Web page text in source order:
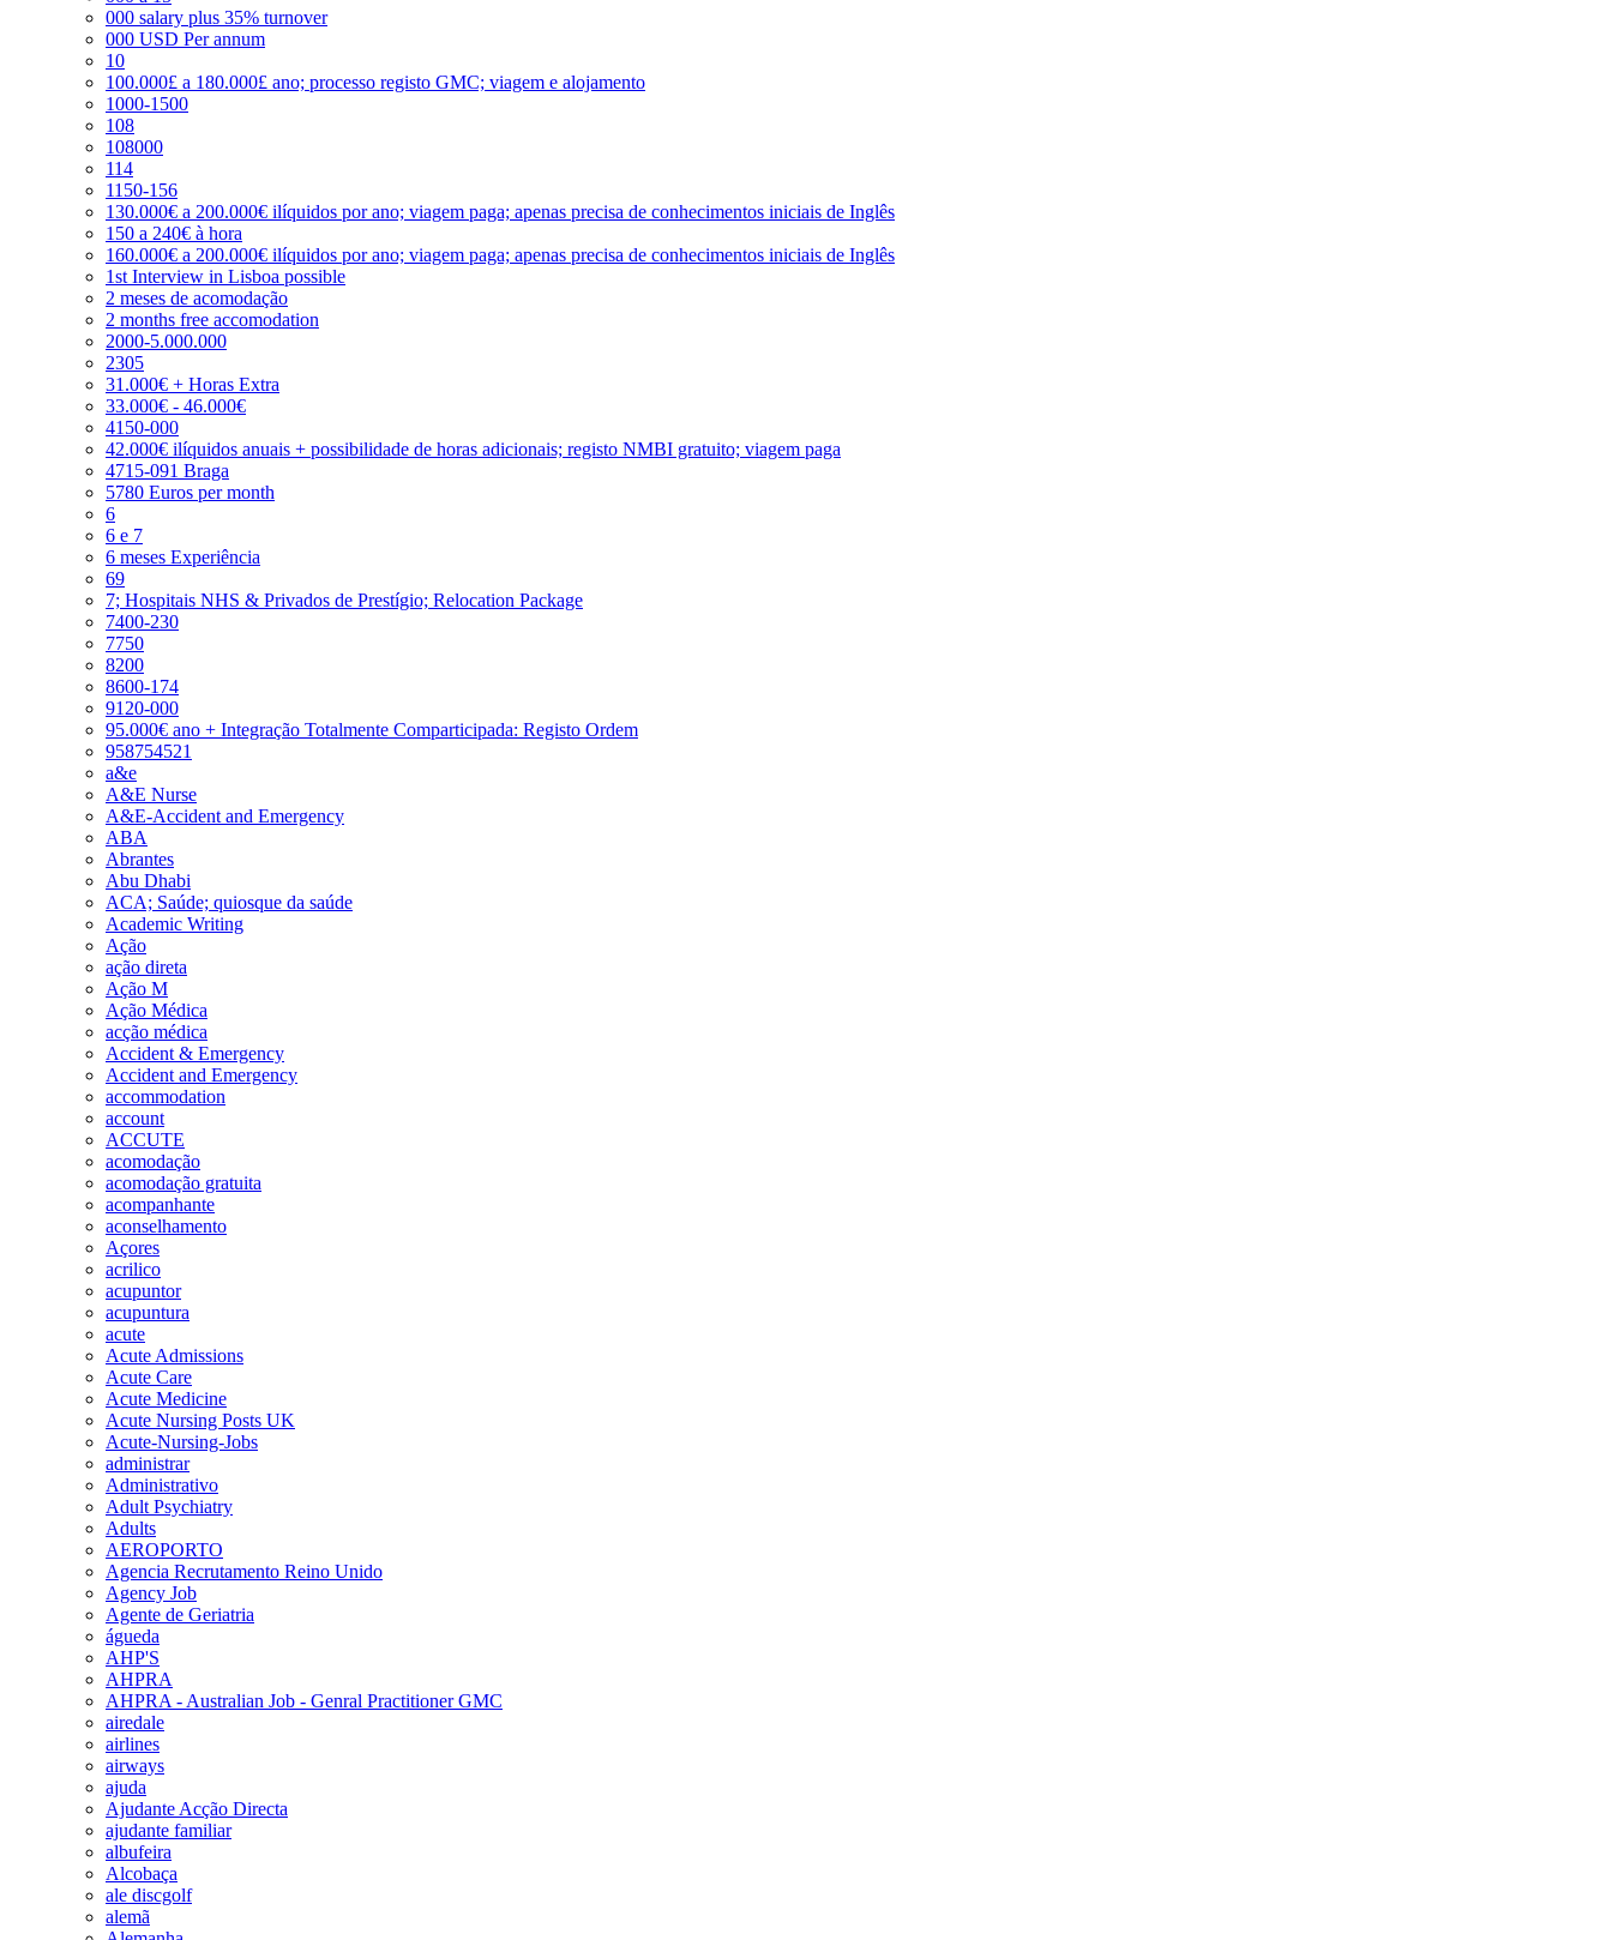
000 salary plus 35% turnover
000 USD Per annum
10
100.000£ a 180.000£ ano; processo registo GMC; viagem e alojamento
1000-1500
108
108000
114
1150-156
130.000€ a 200.000€ ilíquidos por ano; viagem paga; apenas precisa de conhecimentos iniciais de Inglês
150 a 240€ à hora
160.000€ a 200.000€ ilíquidos por ano; viagem paga; apenas precisa de conhecimentos iniciais de Inglês
1st Interview in Lisboa possible
2 meses de acomodação
2 months free accomodation
2000-5.000.000
2305
31.000€ + Horas Extra
33.000€ - 46.000€
4150-000
42.000€ ilíquidos anuais + possibilidade de horas adicionais; registo NMBI gratuito; viagem paga
4715-091 Braga
5780 Euros per month
6
6 e 7
6 meses Experiência
69
7; Hospitais NHS & Privados de Prestígio; Relocation Package
7400-230
7750
8200
8600-174
9120-000
95.000€ ano + Integração Totalmente Comparticipada: Registo Ordem
958754521
a&e
A&E Nurse
A&E-Accident and Emergency
ABA
Abrantes
Abu Dhabi
ACA; Saúde; quiosque da saúde
Academic Writing
Ação
ação direta
Ação M
Ação Médica
acção médica
Accident & Emergency
Accident and Emergency
accommodation
account
ACCUTE
acomodação
acomodação gratuita
acompanhante
aconselhamento
Açores
acrilico
acupuntor
acupuntura
acute
Acute Admissions
Acute Care
Acute Medicine
Acute Nursing Posts UK
Acute-Nursing-Jobs
administrar
Administrativo
Adult Psychiatry
Adults
AEROPORTO
Agencia Recrutamento Reino Unido
Agency Job
Agente de Geriatria
águeda
AHP'S
AHPRA
AHPRA - Australian Job - Genral Practitioner GMC
airedale
airlines
airways
ajuda
Ajudante Acção Directa
ajudante familiar
albufeira
Alcobaça
ale discgolf
alemã